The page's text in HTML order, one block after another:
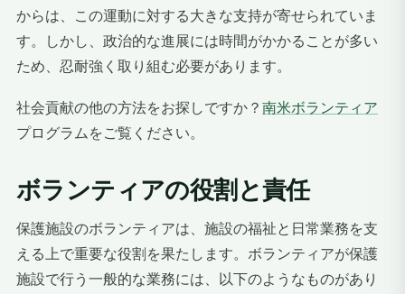
からは、この運動に対する大きな支持が寄せられていま
す。しかし、政治的な進展には時間がかかることが多い
ため、忍耐強く取り組む必要があります。
社会貢献の他の方法をお探しですか？ 南米ボランティア
プログラムをご覧ください。
ボランティアの役割と責任
保護施設のボランティアは、施設の福祉と日常業務を支
える上で重要な役割を果たします。ボランティアが保護
施設で行う一般的な業務には、以下のようなものがあり